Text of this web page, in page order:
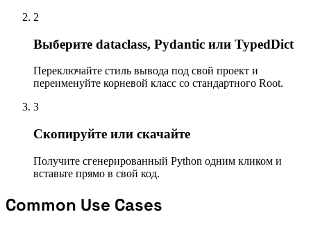
2
Выберите dataclass, Pydantic или TypedDict
Переключайте стиль вывода под свой проект и
переименуйте корневой класс со стандартного Root.
3
Скопируйте или скачайте
Получите сгенерированный Python одним кликом и
вставьте прямо в свой код.
Common Use Cases